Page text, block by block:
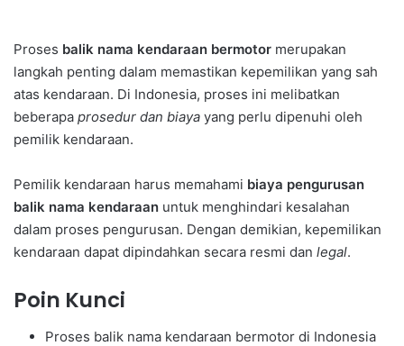
Proses balik nama kendaraan bermotor merupakan
langkah penting dalam memastikan kepemilikan yang sah
atas kendaraan. Di Indonesia, proses ini melibatkan
beberapa prosedur dan biaya yang perlu dipenuhi oleh
pemilik kendaraan.
Pemilik kendaraan harus memahami biaya pengurusan
balik nama kendaraan untuk menghindari kesalahan
dalam proses pengurusan. Dengan demikian, kepemilikan
kendaraan dapat dipindahkan secara resmi dan legal.
Poin Kunci
Proses balik nama kendaraan bermotor di Indonesia